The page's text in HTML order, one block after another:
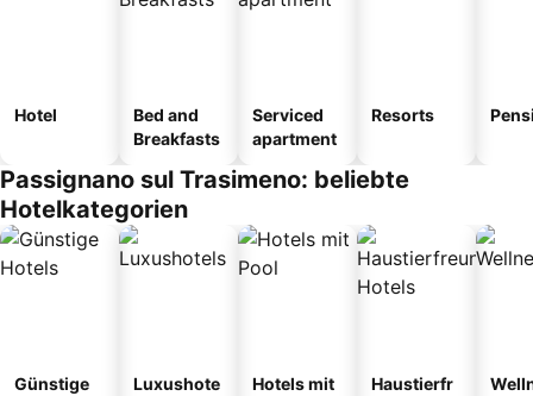
Hotel
Bed and
Breakfasts
Serviced
apartment
Resorts
Passignano sul Trasimeno: beliebte
Hotelkategorien
Günstige
Luxushote
Hotels mit
Haustierfr